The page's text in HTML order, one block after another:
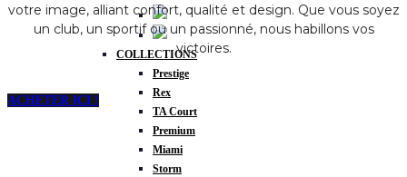
COLLECTIONS
Prestige
Rex
TA Court
Premium
Miami
Storm
votre image, alliant confort, qualité et design. Que vous soyez
un club, un sportif ou un passionné, nous habillons vos
victoires.
ACHETER ICI !